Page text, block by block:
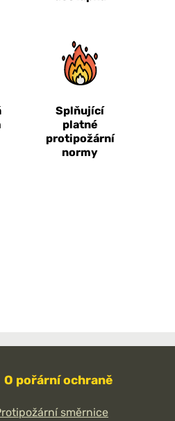
Splňující
platné
protipožární
normy
O pořární ochraně
směrnice